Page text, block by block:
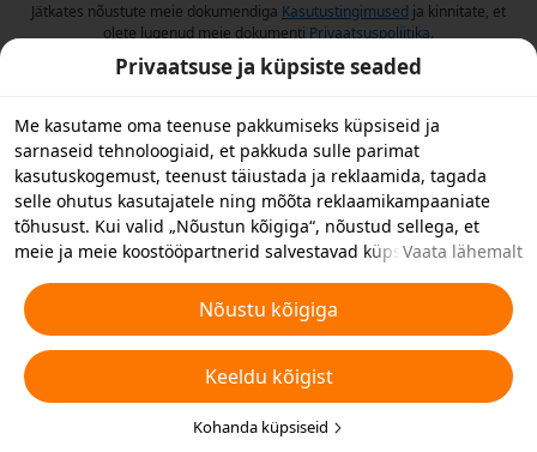
Jätkates nõustute meie dokumendiga Kasutustingimused ja kinnitate, et
olete lugenud meie dokumenti Privaatsuspoliitika.
Privaatsuse ja küpsiste seaded
Me kasutame oma teenuse pakkumiseks küpsiseid ja
sarnaseid tehnoloogiaid, et pakkuda sulle parimat
kasutuskogemust, teenust täiustada ja reklaamida, tagada
selle ohutus kasutajatele ning mõõta reklaamikampaaniate
tõhusust. Kui valid „Nõustun kõigiga“, nõustud sellega, et
meie ja meie koostööpartnerid salvestavad küpsiseid ja
seadmesse. Samuti saad valida „Keeldun kõigist“, et keelduda
mitteolulistest küpsistest, või valida allpool või oma
privaatsusseadetes „Kohanda küpsiseid”, et valida millist tüüpi
küpsiseid soovite vastu võtta või keelata. Täiendavate
üksikasjade jaoks vaataKüpsiste ja muu sarnase tehnoloogia
Vaata lähemalt
Nõustu kõigiga
Keeldu kõigist
Kohanda küpsiseid